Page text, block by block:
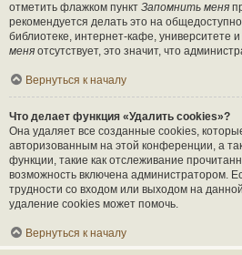
отметить флажком пункт Запомнить меня
рекомендуется делать это на
библиотеке, интернет-кафе, университете и
меня отсутствует, это значит, что
Вернуться к началу
Что делает функция «Удалить cookies»?
Она удаляет все созданные cookies,
авторизованным на этой конференции, а
функции, такие как отслеживание
возможность включена администратором.
трудности со входом или выходом на
удаление cookies может помочь.
Вернуться к началу